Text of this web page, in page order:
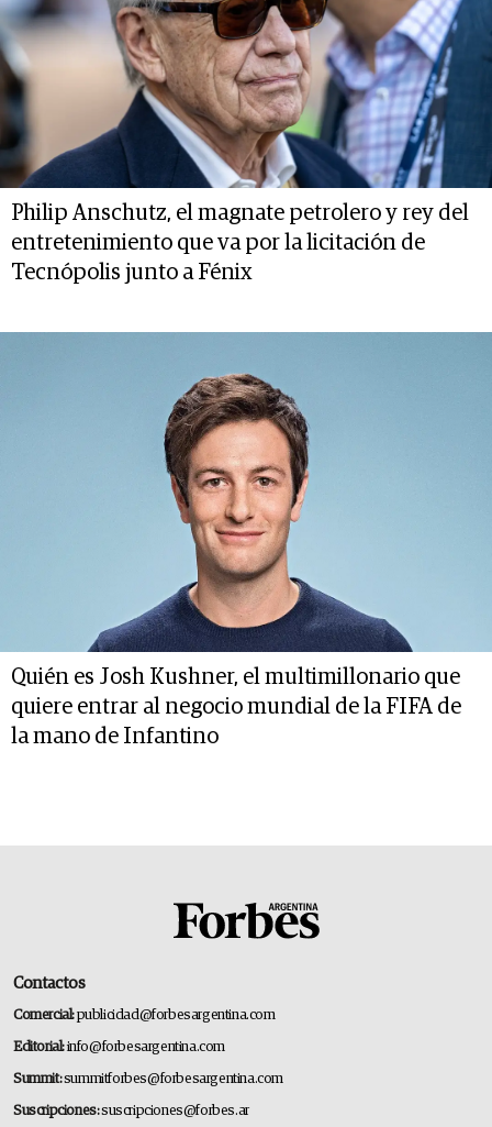
Philip Anschutz, el magnate petrolero y rey del
entretenimiento que va por la licitación de
Tecnópolis junto a Fénix
Quién es Josh Kushner, el multimillonario que
quiere entrar al negocio mundial de la FIFA de
la mano de Infantino
Contactos
Comercial:publicidad@forbesargentina.com
Editorial:info@forbesargentina.com
Summit:summitforbes@forbesargentina.com
Suscripciones:suscripciones@forbes.ar